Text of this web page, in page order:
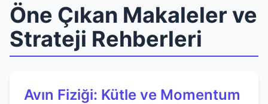
Öne Çıkan Makaleler ve
Strateji Rehberleri
Avın Fiziği: Kütle ve Momentum